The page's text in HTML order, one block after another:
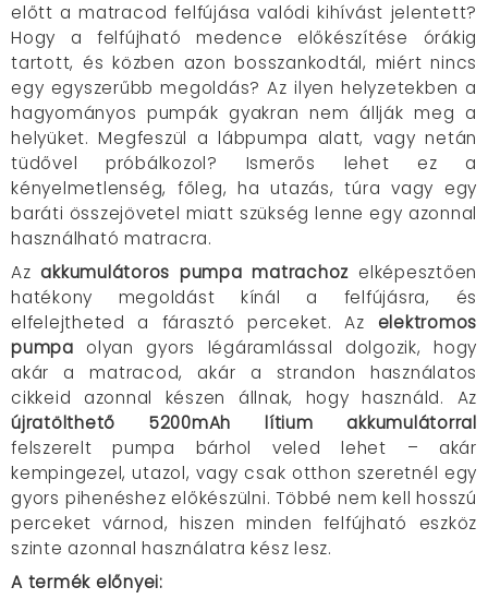
előtt a matracod felfújása valódi kihívást jelentett?
Hogy a felfújható medence előkészítése órákig
tartott, és közben azon bosszankodtál, miért nincs
egy egyszerűbb megoldás? Az ilyen helyzetekben a
hagyományos pumpák gyakran nem állják meg a
helyüket. Megfeszül a lábpumpa alatt, vagy netán
tüdővel próbálkozol? Ismerős lehet ez a
kényelmetlenség, főleg, ha utazás, túra vagy egy
baráti összejövetel miatt szükség lenne egy azonnal
használható matracra.
Az akkumulátoros pumpa matrachoz elképesztően
hatékony megoldást kínál a felfújásra, és
elfelejtheted a fárasztó perceket. Az elektromos
pumpa olyan gyors légáramlással dolgozik, hogy
akár a matracod, akár a strandon használatos
cikkeid azonnal készen állnak, hogy használd. Az
újratölthető 5200mAh lítium akkumulátorral
felszerelt pumpa bárhol veled lehet – akár
kempingezel, utazol, vagy csak otthon szeretnél egy
gyors pihenéshez előkészülni. Többé nem kell hosszú
perceket várnod, hiszen minden felfújható eszköz
szinte azonnal használatra kész lesz.
A termék előnyei: